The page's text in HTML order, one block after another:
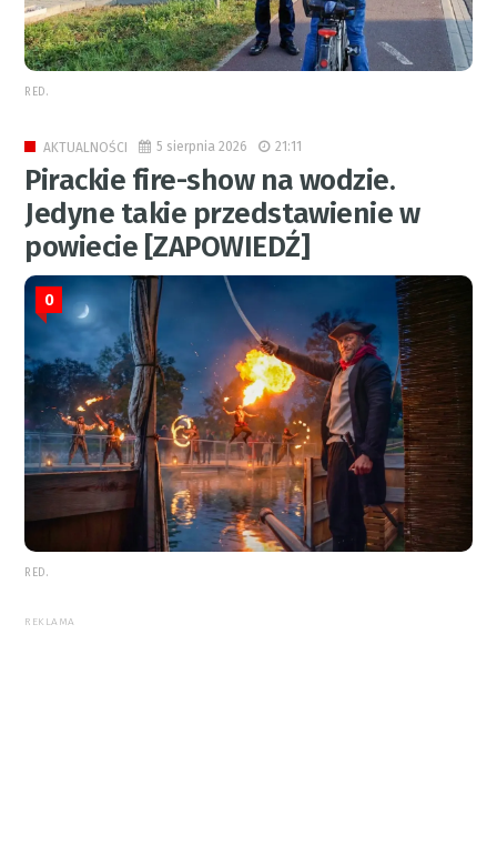
RED.
AKTUALNOŚCI 5 sierpnia 2026 21:11
Pirackie fire-show na wodzie.
Jedyne takie przedstawienie w
powiecie [ZAPOWIEDŹ]
0
RED.
REKLAMA